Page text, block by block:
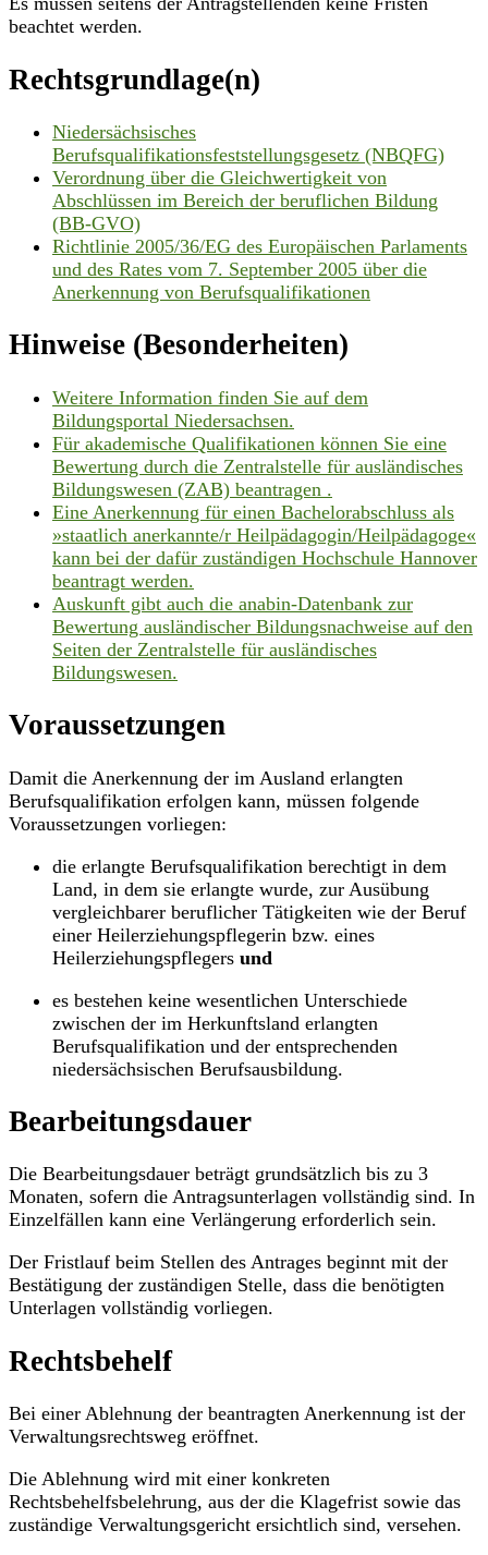
beachtet werden.
Rechtsgrundlage(n)
Niedersächsisches
Berufsqualifikationsfeststellungsgesetz (NBQFG)
Verordnung über die Gleichwertigkeit von
Abschlüssen im Bereich der beruflichen Bildung
(BB-GVO)
Richtlinie 2005/36/EG des Europäischen Parlaments
und des Rates vom 7. September 2005 über die
Anerkennung von Berufsqualifikationen
Hinweise (Besonderheiten)
Weitere Information finden Sie auf dem
Bildungsportal Niedersachsen.
Für akademische Qualifikationen können Sie eine
Bewertung durch die Zentralstelle für ausländisches
Bildungswesen (ZAB) beantragen .
Eine Anerkennung für einen Bachelorabschluss als
»staatlich anerkannte/r Heilpädagogin/Heilpädagoge«
kann bei der dafür zuständigen Hochschule Hannover
beantragt werden.
Auskunft gibt auch die anabin-Datenbank zur
Bewertung ausländischer Bildungsnachweise auf den
Seiten der Zentralstelle für ausländisches
Bildungswesen.
Voraussetzungen
Damit die Anerkennung der im Ausland erlangten
Berufsqualifikation erfolgen kann, müssen folgende
Voraussetzungen vorliegen:
die erlangte Berufsqualifikation berechtigt in dem
Land, in dem sie erlangte wurde, zur Ausübung
vergleichbarer beruflicher Tätigkeiten wie der Beruf
einer Heilerziehungspflegerin bzw. eines
Heilerziehungspflegers und
es bestehen keine wesentlichen Unterschiede
zwischen der im Herkunftsland erlangten
Berufsqualifikation und der entsprechenden
niedersächsischen Berufsausbildung.
Bearbeitungsdauer
Die Bearbeitungsdauer beträgt grundsätzlich bis zu 3
Monaten, sofern die Antragsunterlagen vollständig sind. In
Einzelfällen kann eine Verlängerung erforderlich sein.
Der Fristlauf beim Stellen des Antrages beginnt mit der
Bestätigung der zuständigen Stelle, dass die benötigten
Unterlagen vollständig vorliegen.
Rechtsbehelf
Bei einer Ablehnung der beantragten Anerkennung ist der
Verwaltungsrechtsweg eröffnet.
Die Ablehnung wird mit einer konkreten
Rechtsbehelfsbelehrung, aus der die Klagefrist sowie das
zuständige Verwaltungsgericht ersichtlich sind, versehen.